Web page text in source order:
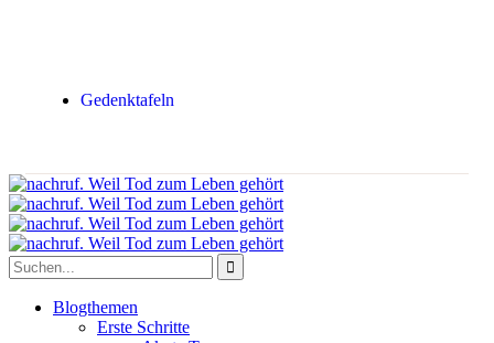
Gedenktafeln
Blogthemen
Erste Schritte